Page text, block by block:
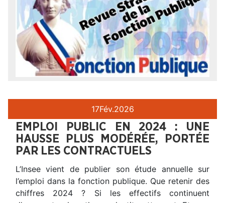
17Fév.2026
EMPLOI PUBLIC EN 2024 : UNE
HAUSSE PLUS MODÉRÉE, PORTÉE
PAR LES CONTRACTUELS
L’Insee vient de publier son étude annuelle sur
l’emploi dans la fonction publique. Que retenir des
chiffres 2024 ? Si les effectifs continuent